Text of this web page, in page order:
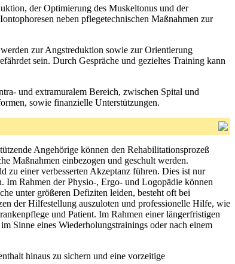
der Optimierung des Muskeltonus und der
neben pflegetechnischen Maßnahmen zur
zur Angstreduktion sowie zur Orientierung
sein. Durch Gespräche und gezieltes Training kann
und extramuralem Bereich, zwischen Spital und
sowie finanzielle Unterstützungen.
Angehörige können den Rehabilitationsprozeß
Maßnahmen einbezogen und geschult werden.
zu einer verbesserten Akzeptanz führen. Dies ist nur
Im Rahmen der Physio-, Ergo- und Logopädie können
unter größeren Defiziten leiden, besteht oft bei
der Hilfestellung auszuloten und professionelle Hilfe, wie
und Patient. Im Rahmen einer längerfristigen
Sinne eines Wiederholungstrainings oder nach einem
hinaus zu sichern und eine vorzeitige